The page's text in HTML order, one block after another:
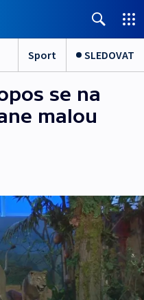
Sport SLEDOVAT
se na
malou